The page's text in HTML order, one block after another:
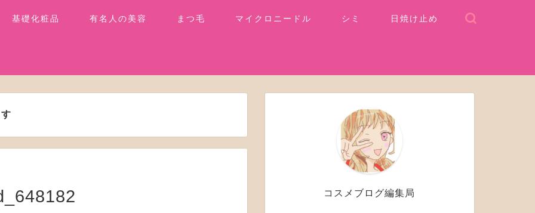
基礎化粧品 有名人の美容 まつ毛 マイクロニードル シミ 日焼け止め
コスメブログ編集局